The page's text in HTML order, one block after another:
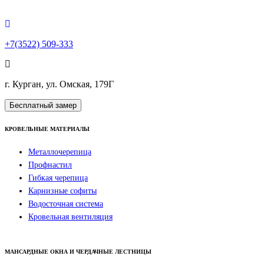
+7(3522) 509-333
г. Курган, ул. Омская, 179Г
Бесплатный замер
КРОВЕЛЬНЫЕ МАТЕРИАЛЫ
Металлочерепица
Профнастил
Гибкая черепица
Карнизные софиты
Водосточная система
Кровельная вентиляция
МАНСАРДНЫЕ ОКНА И ЧЕРДАЧНЫЕ ЛЕСТНИЦЫ